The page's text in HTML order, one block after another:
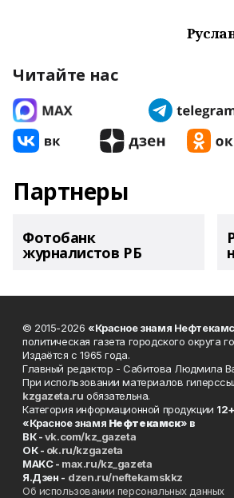
Читайте нас
Партнеры
Фотобанк
журналистов РБ
© 2015-2026 «Красное знамя
политическая газета городского округа
Издаётся с 1965 года.
Главный редактор - Сабитова Людмила
При использовании материалов
kzgazeta.ru обязательна.
Категория информационной продукции 12+
«Красное знамя Нефтекамск» в
ВК -vk.com/kz_gazeta
ОК - ok.ru/kzgazeta
MAKC - max.ru/kz_gazeta
Я.Дзен - dzen.ru/neftekamskkz
Об использовании персональных данных